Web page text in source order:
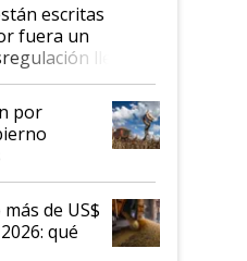
escritas
fuera un
llegó
y hasta se
al IPCVA
por
de US$
qué